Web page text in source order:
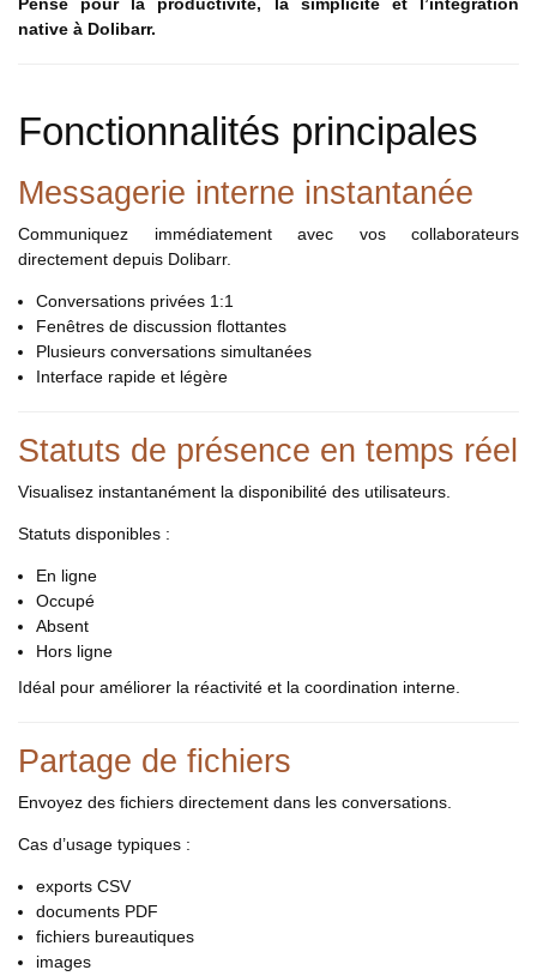
Pensé pour la productivité, la simplicité et l’intégration
native à Dolibarr.
Fonctionnalités principales
Messagerie interne instantanée
Communiquez immédiatement avec vos collaborateurs
directement depuis Dolibarr.
Conversations privées 1:1
Fenêtres de discussion flottantes
Plusieurs conversations simultanées
Interface rapide et légère
Statuts de présence en temps réel
Visualisez instantanément la disponibilité des utilisateurs.
Statuts disponibles :
En ligne
Occupé
Absent
Hors ligne
Idéal pour améliorer la réactivité et la coordination interne.
Partage de fichiers
Envoyez des fichiers directement dans les conversations.
Cas d’usage typiques :
exports CSV
documents PDF
fichiers bureautiques
images